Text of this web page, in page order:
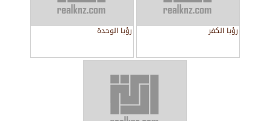
رؤيا الكفر رؤيا الوحدة